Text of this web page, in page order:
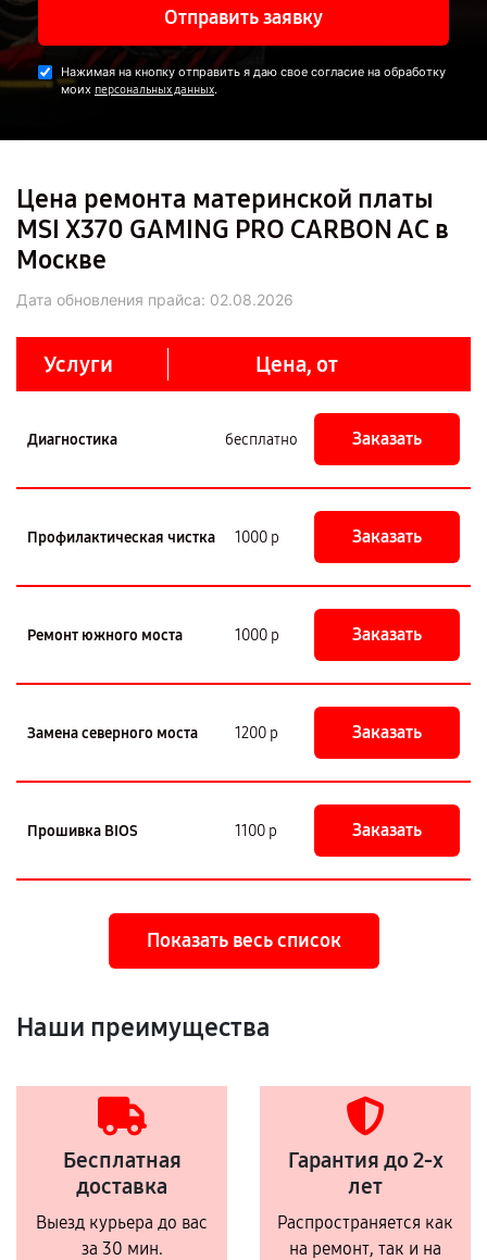
Отправить заявку
Нажимая на кнопку отправить я даю свое согласие на обработку
моих персональных данных.
Цена ремонта материнской платы
MSI X370 GAMING PRO CARBON AC в
Москве
Дата обновления прайса: 02.08.2026
Услуги Цена, от
Диагностика бесплатно Заказать
Профилактическая чистка 1000 р Заказать
Ремонт южного моста 1000 р Заказать
Замена северного моста 1200 р Заказать
Прошивка BIOS 1100 р Заказать
Показать весь список
Наши преимущества
Бесплатная
доставка
Выезд курьера до вас
за 30 мин.
Гарантия до 2-х
лет
Распространяется как
на ремонт, так и на